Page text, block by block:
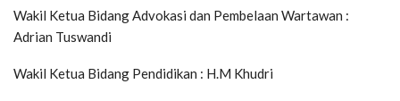
Wakil Ketua Bidang Advokasi dan Pembelaan Wartawan :
Adrian Tuswandi
Wakil Ketua Bidang Pendidikan : H.M Khudri